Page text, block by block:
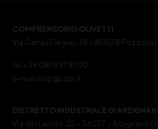
COMPRENSORIO OLIVETTI
Via Campi Flegrei, 34 – 80078 Pozzuoli
tel +39 081 597 91 00
e-mail ssip@ssip.it
DISTRETTO INDUSTRIALE DI
Via del Lavoro, 22 – 36077 – Arzignano